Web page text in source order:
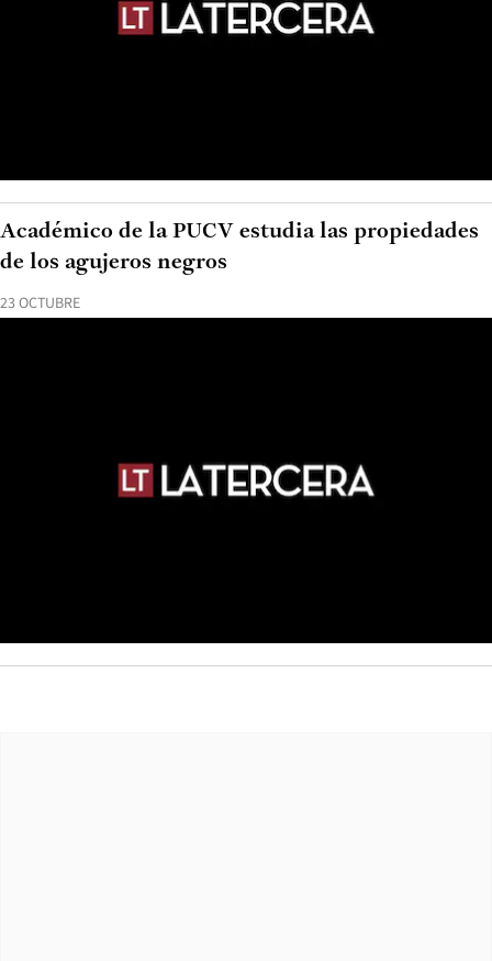
23 OCTUBRE
Académico de la PUCV estudia las propiedades
de los agujeros negros